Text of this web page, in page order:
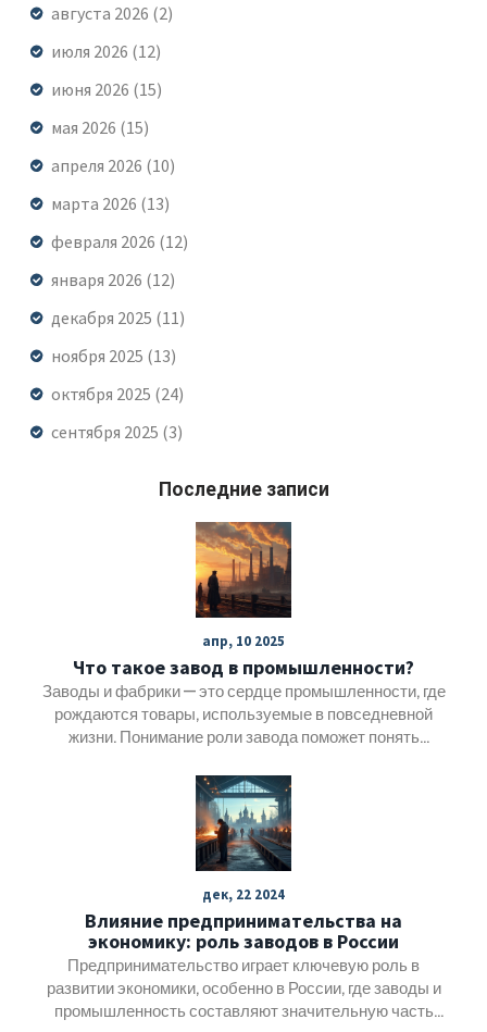
августа 2026 (2)
июля 2026 (12)
июня 2026 (15)
мая 2026 (15)
апреля 2026 (10)
марта 2026 (13)
февраля 2026 (12)
января 2026 (12)
декабря 2025 (11)
ноября 2025 (13)
октября 2025 (24)
сентября 2025 (3)
Последние записи
апр, 10 2025
Что такое завод в промышленности?
Заводы и фабрики — это сердце промышленности, где
рождаются товары, используемые в повседневной
жизни. Понимание роли завода поможет понять
раскрывает ключевые аспекты работы заводов и их
значимость в экономике. Узнайте, как производственные
процессы эволюционировали и как автоматизация
меняет промышленность. Рассмотрим влияние заводов
на экономическое развитие и экологию.
дек, 22 2024
Влияние предпринимательства на
экономику: роль заводов в России
Предпринимательство играет ключевую роль в
развитии экономики, особенно в России, где заводы и
промышленность составляют значительную часть